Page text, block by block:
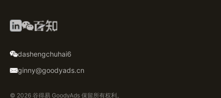
dashengchuhai6
ginny@goodyads.cn
© 2026 谷得易 GoodyAds 保留所有权利。